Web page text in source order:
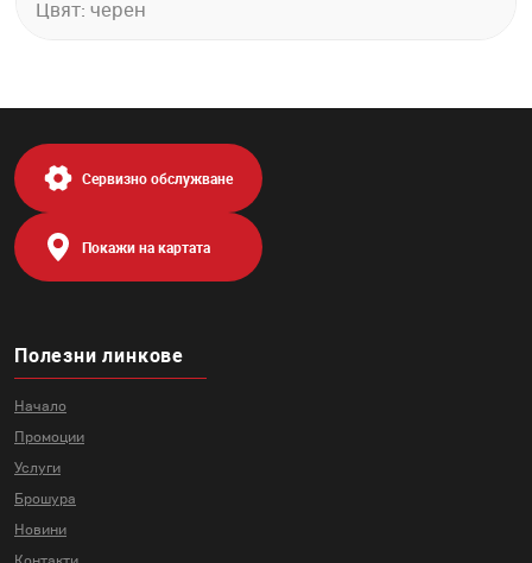
Цвят: черен
Полезни линкове
Начало
Промоции
Услуги
Брошура
Новини
Сервизно обслужване
Покажи на картата